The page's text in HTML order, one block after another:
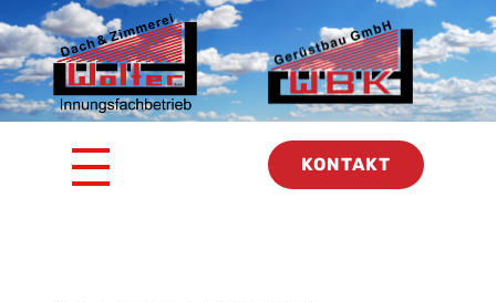
Dach & Zimmerei Wolter GmbH
KONTAKT